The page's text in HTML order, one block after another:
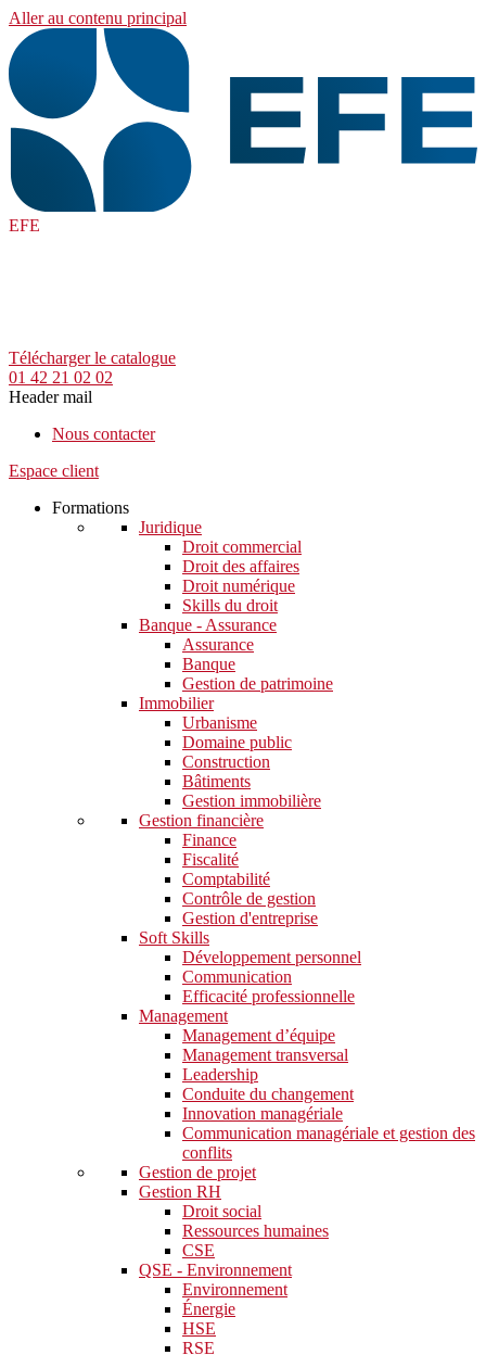
Aller au contenu principal
EFE
Télécharger le catalogue
01 42 21 02 02
Header mail
Nous contacter
Espace client
Formations
Juridique
Droit commercial
Droit des affaires
Droit numérique
Skills du droit
Banque - Assurance
Assurance
Banque
Gestion de patrimoine
Immobilier
Urbanisme
Domaine public
Construction
Bâtiments
Gestion immobilière
Gestion financière
Finance
Fiscalité
Comptabilité
Contrôle de gestion
Gestion d'entreprise
Soft Skills​
Développement personnel
Communication
Efficacité professionnelle
Management
Management d’équipe
Management transversal
Leadership
Conduite du changement
Innovation managériale
Communication managériale et gestion des
conflits
Gestion de projet
Gestion RH
Droit social
Ressources humaines
CSE
QSE - Environnement
Environnement
Énergie
HSE
RSE